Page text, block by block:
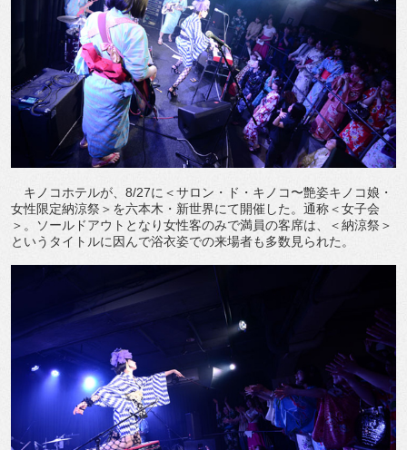
キノコホテルが、8/27に＜サロン・ド・キノコ〜艶姿キノコ娘・
女性限定納涼祭＞を六本木・新世界にて開催した。通称＜女子会
＞。ソールドアウトとなり女性客のみで満員の客席は、＜納涼祭＞
というタイトルに因んで浴衣姿での来場者も多数見られた。